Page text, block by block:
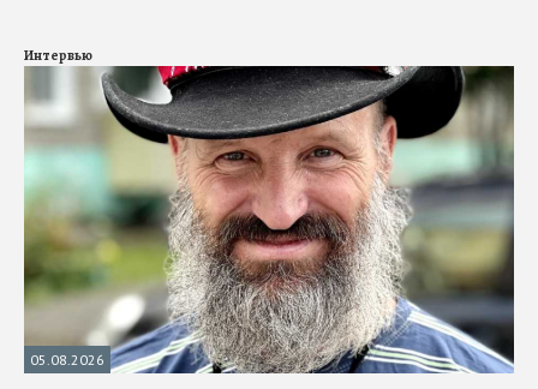
Интервью
05.08.2026